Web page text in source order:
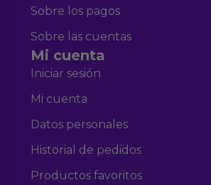
Sobre los pagos
Sobre las cuentas
Mi cuenta
Iniciar sesión
Mi cuenta
Datos personales
Historial de pedidos
Productos favoritos